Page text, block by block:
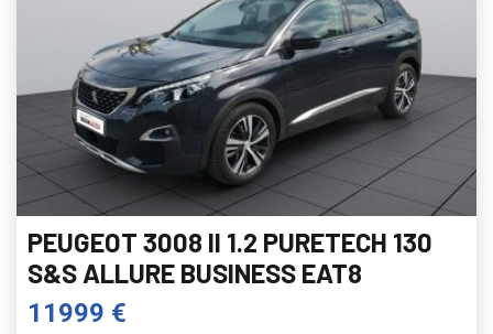
PEUGEOT 3008 II 1.2 PURETECH 130
S&S ALLURE BUSINESS EAT8
11999 €